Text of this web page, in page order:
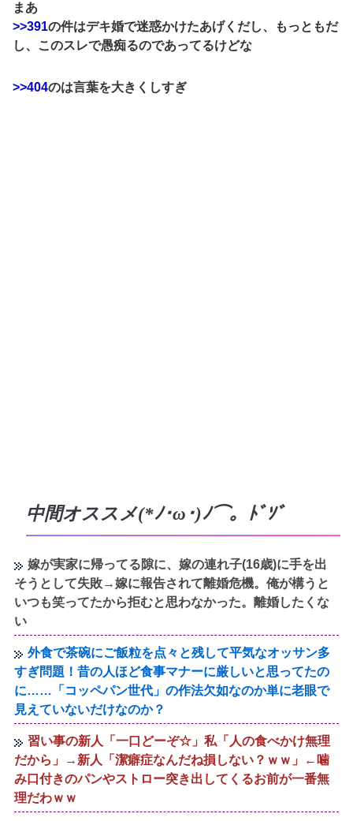
まあ
>>391の件はデキ婚で迷惑かけたあげくだし、もっともだ
し、このスレで愚痴るのであってるけどな
>>404のは言葉を大きくしすぎ
中間オススメ(*ﾉ･ω･)ﾉ⌒。ﾄﾞｿﾞ
嫁が実家に帰ってる隙に、嫁の連れ子(16歳)に手を出
そうとして失敗→嫁に報告されて離婚危機。俺が構うと
いつも笑ってたから拒むと思わなかった。離婚したくな
い
外食で茶碗にご飯粒を点々と残して平気なオッサン多
すぎ問題！昔の人ほど食事マナーに厳しいと思ってたの
に……「コッペパン世代」の作法欠如なのか単に老眼で
見えていないだけなのか？
習い事の新人「一口どーぞ☆」私「人の食べかけ無理
だから」→新人「潔癖症なんだね損しない？ｗｗ」←噛
み口付きのパンやストロー突き出してくるお前が一番無
理だわｗｗ